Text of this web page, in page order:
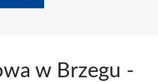
w Brzegu -